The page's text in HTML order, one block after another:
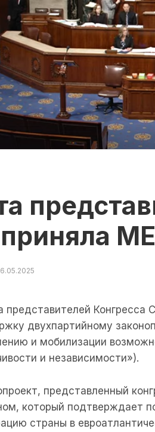
представителей Конгресса
двухпартийному
и мобилизации
и независимости»).
представленный
который подтверждает
страны в